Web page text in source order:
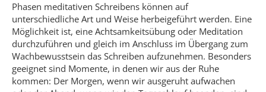
Phasen meditativen Schreibens können auf
unterschiedliche Art und Weise herbeigeführt werden. Eine
Möglichkeit ist, eine Achtsamkeitsübung oder Meditation
durchzuführen und gleich im Anschluss im Übergang zum
Wachbewusstsein das Schreiben aufzunehmen. Besonders
geeignet sind Momente, in denen wir aus der Ruhe
kommen: Der Morgen, wenn wir ausgeruht aufwachen